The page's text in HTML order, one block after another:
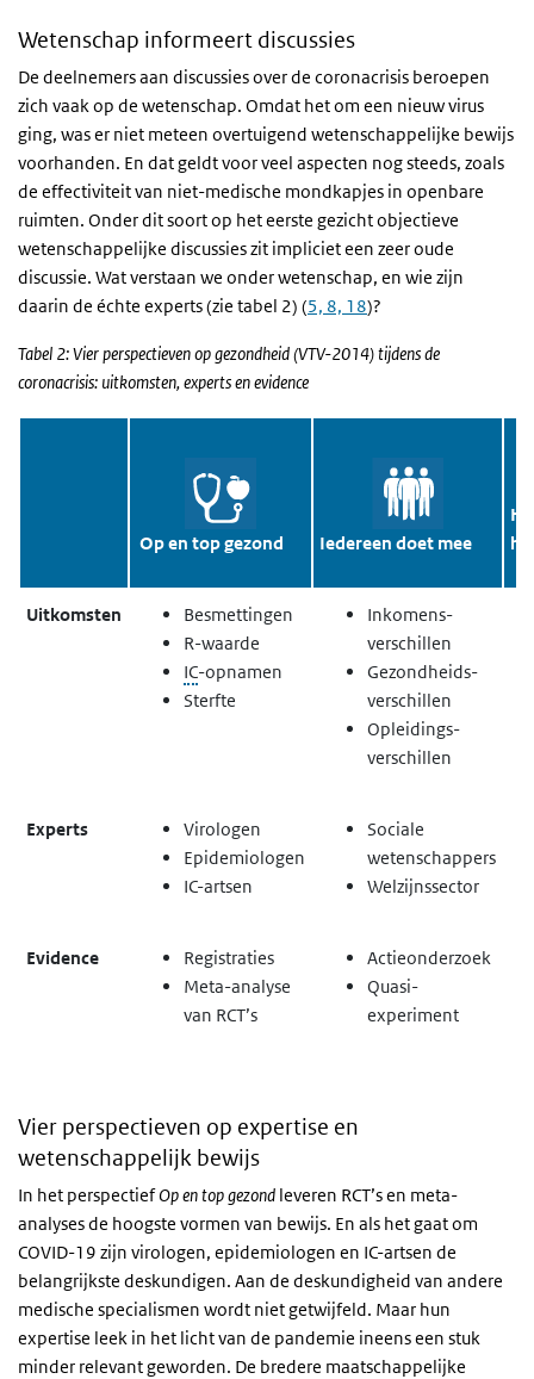
Wetenschap informeert discussies
De deelnemers aan discussies over de coronacrisis beroepen
zich vaak op de wetenschap. Omdat het om een nieuw virus
ging, was er niet meteen overtuigend wetenschappelijke bewijs
voorhanden. En dat geldt voor veel aspecten nog steeds, zoals
de effectiviteit van niet-medische mondkapjes in openbare
ruimten. Onder dit soort op het eerste gezicht objectieve
wetenschappelijke discussies zit impliciet een zeer oude
discussie. Wat verstaan we onder wetenschap, en wie zijn
daarin de échte experts (zie tabel 2) (5, 8, 18)?
Tabel 2: Vier perspectieven op gezondheid (VTV-2014) tijdens de
coronacrisis: uitkomsten, experts en evidence
Op en top gezond Iedereen doet mee
Uitkomsten
Besmettingen
R-waarde
IC-opnamen
Sterfte
Inkomens-
verschillen
Gezondheids-
verschillen
Opleidings-
verschillen
Experts
Virologen
Epidemiologen
IC-artsen
Sociale
wetenschappers
Welzijnssector
Evidence
Registraties
Meta-analyse
van RCT’s
Actieonderzoek
Quasi-
experiment
Vier perspectieven op expertise en
wetenschappelijk bewijs
In het perspectiefOp en top gezond leveren RCT’s en meta-
analyses de hoogste vormen van bewijs. En als het gaat om
COVID-19 zijn virologen, epidemiologen en IC-artsen de
belangrijkste deskundigen. Aan de deskundigheid van andere
medische specialismen wordt niet getwijfeld. Maar hun
expertise leek in het licht van de pandemie ineens een stuk
minder relevant geworden. De bredere maatschappelijke